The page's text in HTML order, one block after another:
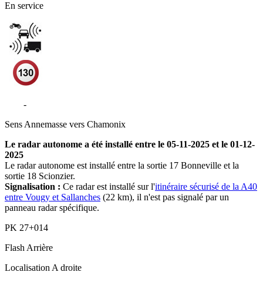
En service
-
SensAnnemasse vers Chamonix
Le radar autonome a été installé entre le 05-11-2025 et le 01-12-
2025
Le radar autonome est installé entre la sortie 17 Bonneville et la
sortie 18 Scionzier.
Signalisation : Ce radar est installé sur l'itinéraire sécurisé de la A40
entre Vougy et Sallanches (22 km), il n'est pas signalé par un
panneau radar spécifique.
PK 27+014
FlashArrière
LocalisationA droite